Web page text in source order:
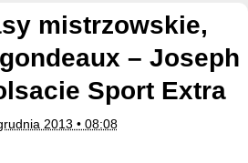
– Joseph
Sport Extra
2013 • 08:08